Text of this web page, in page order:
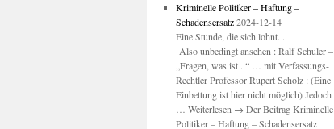
Kriminelle Politiker – Haftung –
Schadensersatz 2024-12-14
Eine Stunde, die sich lohnt. .
Also unbedingt ansehen : Ralf Schuler –
„Fragen, was ist ..“ … mit Verfassungs-
Rechtler Professor Rupert Scholz : (Eine
Einbettung ist hier nicht möglich) Jedoch
… Weiterlesen → Der Beitrag Kriminelle
Politiker – Haftung – Schadensersatz